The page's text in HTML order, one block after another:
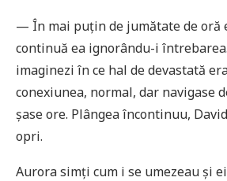
— În mai puțin de jumătate de oră
continuă ea ignorându-i
imaginezi în ce hal de devastată
conexiunea, normal, dar navigase
șase ore. Plângea încontinuu,
opri.
Aurora simți cum i se umezeau și